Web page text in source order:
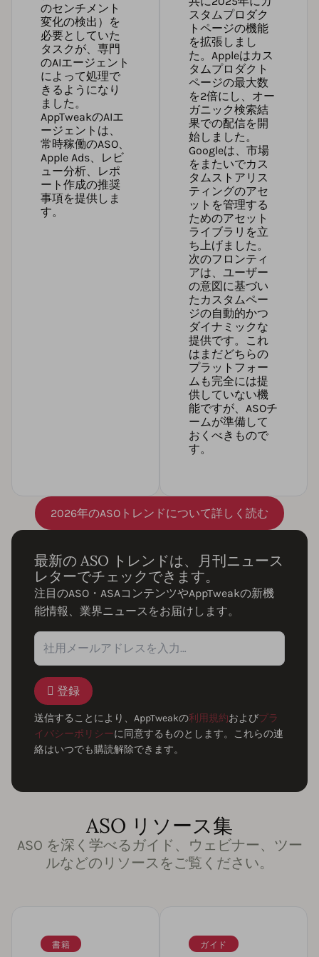
のセンチメント
変化の検出）を
必要としていた
タスクが、専門
のAIエージェント
によって処理で
きるようになり
ました。
AppTweakのAIエ
ージェント は、
常時稼働のASO、
Apple Ads、レビ
ュー分析、レポ
ート作成の推奨
事項を提供しま
す。
スタムプロダク
トページの機能
を拡張しまし
た。Appleはカス
タムプロダクト
ページの最大数
を2倍にし、オー
ガニック検索結
果での配信を開
始しました。
Googleは、市場
をまたいでカス
タムストアリス
ティングのアセ
ットを管理する
ためのアセット
ライブラリを立
ち上げました。
次のフロンティ
アは、ユーザー
の意図に基づい
たカスタムペー
ジの自動的かつ
ダイナミックな
提供です。これ
はまだどちらの
プラットフォー
ムも完全には提
供していない機
能ですが、ASOチ
ームが準備して
おくべきもので
す。
2026年のASOトレンドについて詳しく読む
最新の ASO トレンドは、月刊ニュース
レターでチェックできます。
注目のASO・ASAコンテンツやAppTweakの新機
能情報、業界ニュースをお届けします。
登録
送信することにより、AppTweakの利用規約およびプラ
イバシーポリシーに同意するものとします。これらの連
絡はいつでも購読解除できます。
ASO リソース集
ASO を深く学べるガイド、ウェビナー、ツー
ルなどのリソースをご覧ください。
書籍 ガイド